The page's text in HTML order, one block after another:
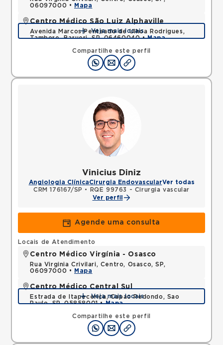
Compartilhe este perfil
06097000 •
Mapa
Centro Médico São Luiz Alphaville
Avenida Marcos Penteado de Ulhoa Rodrigues,
Tambore, Barueri, SP, 06460040 •Mapa
Veja mais locais
Vinicius Diniz
Angiologia ClínicaCirurgia EndovascularVer todas
CRM 176167/SP •
RQE 99763 - Cirurgia vascular
Ver perfil
Agende uma consulta
Compartilhe este perfil
Locais de Atendimento
Centro Médico Virgínia - Osasco
Rua Virginia Crivilari, Centro, Osasco, SP,
06097000 •
Mapa
Centro Médico Central Sul
Estrada de Itapecerica, Capao Redondo, Sao
Paulo, SP, 05858001 •Mapa
Veja mais locais